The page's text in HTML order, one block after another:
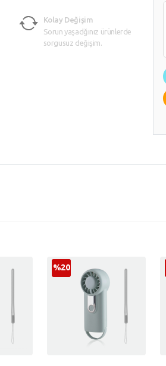
Kolay Değişim
Sorun yaşadğınız ürünlerde
sorgusuz değişim.
%20